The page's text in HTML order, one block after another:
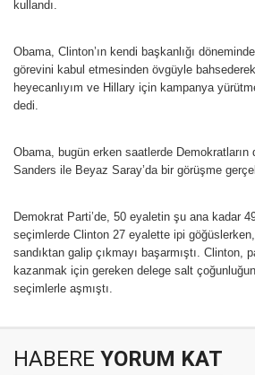
kullandı.
Obama, Clinton’ın kendi başkanlığı
görevini kabul etmesinden övgüyle
heyecanlıyım ve Hillary için kampanya
dedi.
Obama, bugün erken saatlerde Demokratların
Sanders ile Beyaz Saray’da bir görüşme
Demokrat Parti’de, 50 eyaletin şu ana kadar
seçimlerde Clinton 27 eyalette ipi
sandıktan galip çıkmayı başarmıştı. Clinton,
kazanmak için gereken delege salt
seçimlerle aşmıştı.
HABERE YORUM KAT